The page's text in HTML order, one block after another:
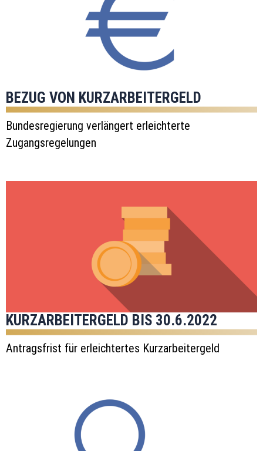
BEZUG VON KURZARBEITERGELD
Bundesregierung verlängert erleichterte
Zugangsregelungen
KURZARBEITERGELD BIS 30.6.2022
Antragsfrist für erleichtertes Kurzarbeitergeld